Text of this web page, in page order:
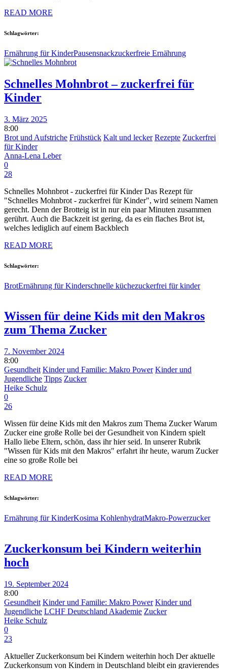
READ MORE
Schlagwörter:
Ernährung für KinderPausensnackzuckerfreie Ernährung
Schnelles Mohnbrot – zuckerfrei für
Kinder
3. März 2025
8:00
Brot und Aufstriche Frühstück Kalt und lecker Rezepte Zuckerfrei
für Kinder
Anna-Lena Leber
0
28
Schnelles Mohnbrot - zuckerfrei für Kinder Das Rezept für
"Schnelles Mohnbrot - zuckerfrei für Kinder", wird seinem Namen
gerecht. Denn der Brotteig ist in nur ein paar Minuten zusammen
gerührt. Auch die Backzeit ist gering, da es ein flaches Brot ist,
welches lediglich auf einem Backblech
READ MORE
Schlagwörter:
BrotErnährung für Kinderschnelle küchezuckerfrei für kinder
Wissen für deine Kids mit den Makros
zum Thema Zucker
7. November 2024
8:00
Gesundheit Kinder und Familie: Makro Power Kinder und
Jugendliche Tipps Zucker
Heike Schulz
0
26
Wissen für deine Kids mit den Makros zum Thema Zucker Warum
Zucker eine große Rolle bei der Gesundheit von Kindern spielt
Hallo liebe Eltern, schön, dass ihr hier seid. In unserer Rubrik
"Wissen für Kids mit den Makros" erfahrt ihr heute, warum Zucker
eine so große Rolle bei
READ MORE
Schlagwörter:
Ernährung für KinderKosima KohlenhydratMakro-Powerzucker
Zuckerkonsum bei Kindern weiterhin
hoch
19. September 2024
8:00
Gesundheit Kinder und Familie: Makro Power Kinder und
Jugendliche LCHF Deutschland Akademie Zucker
Heike Schulz
0
23
Aktueller Zuckerkonsum bei Kindern weiterhin hoch Der aktuelle
Zuckerkonsum von Kindern in Deutschland bleibt ein gravierendes